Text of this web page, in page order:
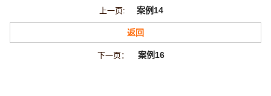
上一页: 案例14
返回
下一页： 案例16